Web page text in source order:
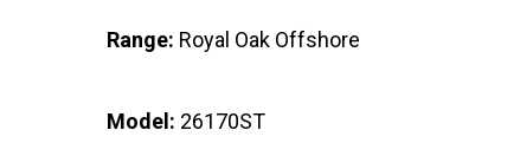
Range: Royal Oak Offshore
Model: 26170ST